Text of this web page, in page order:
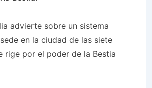
advierte sobre un sistema
en la ciudad de las siete
rige por el poder de la Bestia